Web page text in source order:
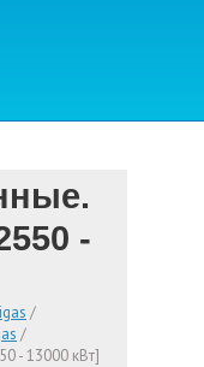
-
/
/
- 13000 кВт]